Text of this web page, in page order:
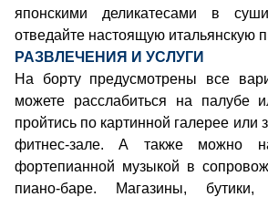
японскими деликатесами в
отведайте настоящую итальянскую
РАЗВЛЕЧЕНИЯ И УСЛУГИ
На борту предусмотрены все
можете расслабиться на палубе
пройтись по картинной галерее или
фитнес-зале. А также можно
фортепианной музыкой в
пиано-баре. Магазины, бутики,